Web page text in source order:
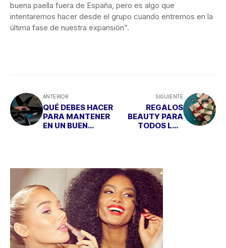
buena paella fuera de España, pero es algo que
intentaremos hacer desde el grupo cuando entremos en la
última fase de nuestra expansión”.
ANTERIOR
QUÉ DEBES HACER
PARA MANTENER
EN UN BUEN
SIGUIENTE
REGALOS
BEAUTY PARA
TODOS LOS